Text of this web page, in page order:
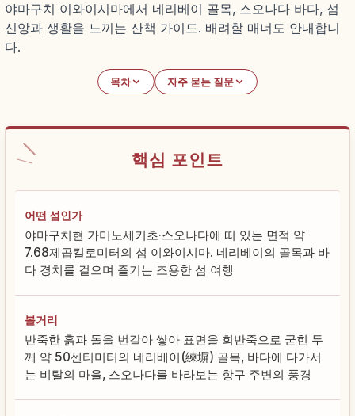
야마구치 이와이시마에서 네리베이 골목, 스오나다 바다, 섬
신앙과 생활을 느끼는 산책 가이드. 배려할 매너도 안내합니
다.
목차 자주 묻는 질문
핵심 포인트
어떤 섬인가
야마구치현 가미노세키초·스오나다에 떠 있는 면적 약
7.68제곱킬로미터의 섬 이와이시마. 네리베이의 골목과 바
다 경치를 걸으며 즐기는 조용한 섬 여행
볼거리
반죽한 흙과 돌을 번갈아 쌓아 표면을 회반죽으로 굳힌 두
께 약 50센티미터의 네리베이(練塀) 골목, 바다에 다가서
는 비탈의 마을, 스오나다를 바라보는 항구 주변의 풍경